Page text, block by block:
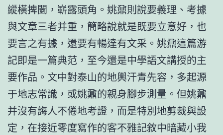
縱橫捭闔，嶄露頭角。姚鼐則說要義理、考據
與文章三者并重，簡略說就是既要立意好，也
要言之有據，還要有暢達有文采。姚鼐這篇游
記即是一篇典范，至今還是中學語文講授的主
要作品。文中對泰山的地輿汗青先容，多起源
于地志常識，或姚鼐的親身腳步測量。但姚鼐
并沒有誨人不倦地考證，而是特別地剪裁與設
定，在接近零度寫作的客不雅記敘中暗藏小我